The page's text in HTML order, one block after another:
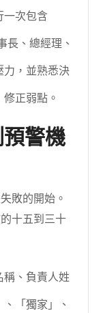
一次包含
長、總經理、
力，並熟悉決
正弱點。
警機
敗的開始。
十五到三十
稱、負責人姓
「獨家」、